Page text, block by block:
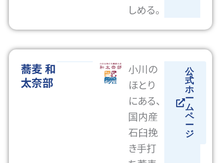
しめる。
蕎麦 和
太奈部
小川の
ほとり
にある、
国内産
石臼挽
き手打
公
式
ホ
ー
ム
ペ
ー
ジ